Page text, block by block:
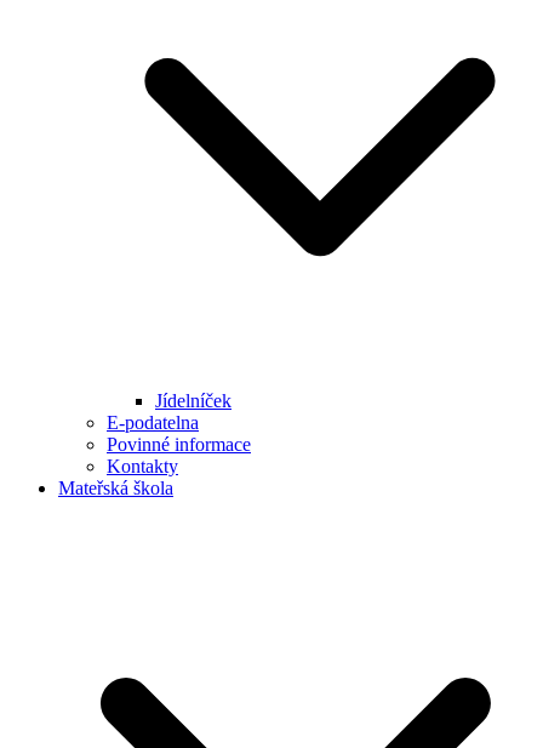
Jídelníček
E-podatelna
Povinné informace
Kontakty
Mateřská škola